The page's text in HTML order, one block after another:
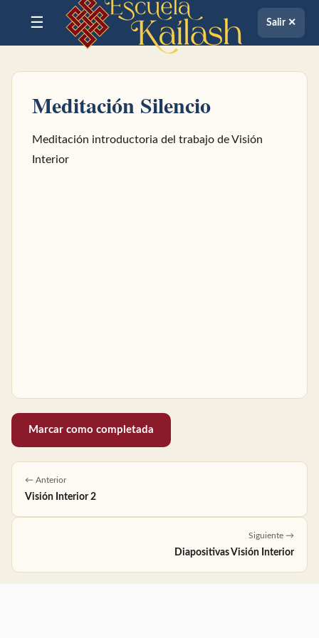
☰ Salir ✕
Meditación Silencio
Meditación introductoria del trabajo de Visión
Interior
Marcar como completada
← Anterior
Visión Interior 2
Siguiente →
Diapositivas Visión Interior